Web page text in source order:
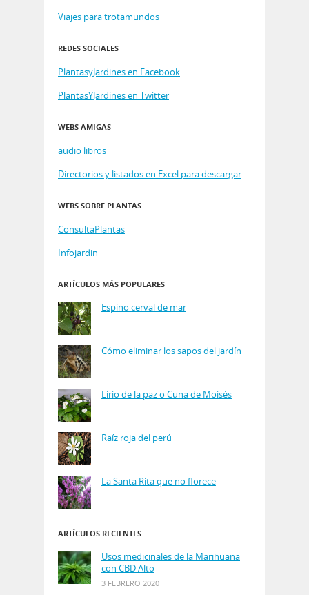
Viajes para trotamundos
REDES SOCIALES
PlantasyJardines en Facebook
PlantasYJardines en Twitter
WEBS AMIGAS
audio libros
Directorios y listados en Excel para descargar
WEBS SOBRE PLANTAS
ConsultaPlantas
Infojardin
ARTÍCULOS MÁS POPULARES
Espino cerval de mar
Cómo eliminar los sapos del jardín
Lirio de la paz o Cuna de Moisés
Raíz roja del perú
La Santa Rita que no florece
ARTÍCULOS RECIENTES
Usos medicinales de la Marihuana
con CBD Alto
3 FEBRERO 2020